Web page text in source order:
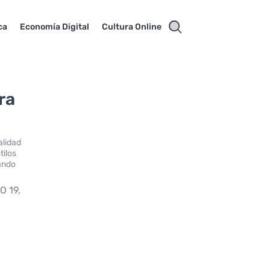
Economía Digital Cultura Online
19,